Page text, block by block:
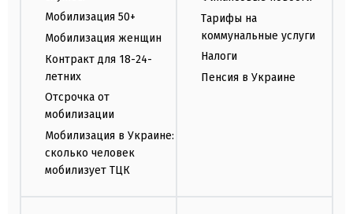
Мобилизация 50+
Мобилизация женщин
Контракт для 18-24-
летних
Отсрочка от
мобилизации
Мобилизация в Украине:
сколько человек
мобилизует ТЦК
Тарифы на
коммунальные услуги
Налоги
Пенсия в Украине